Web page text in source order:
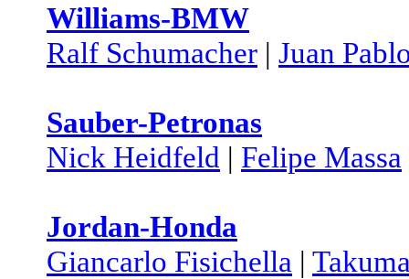
Williams-BMW
Ralf Schumacher | Juan
Sauber-Petronas
Nick Heidfeld | Felipe Massa
Jordan-Honda
Giancarlo Fisichella |